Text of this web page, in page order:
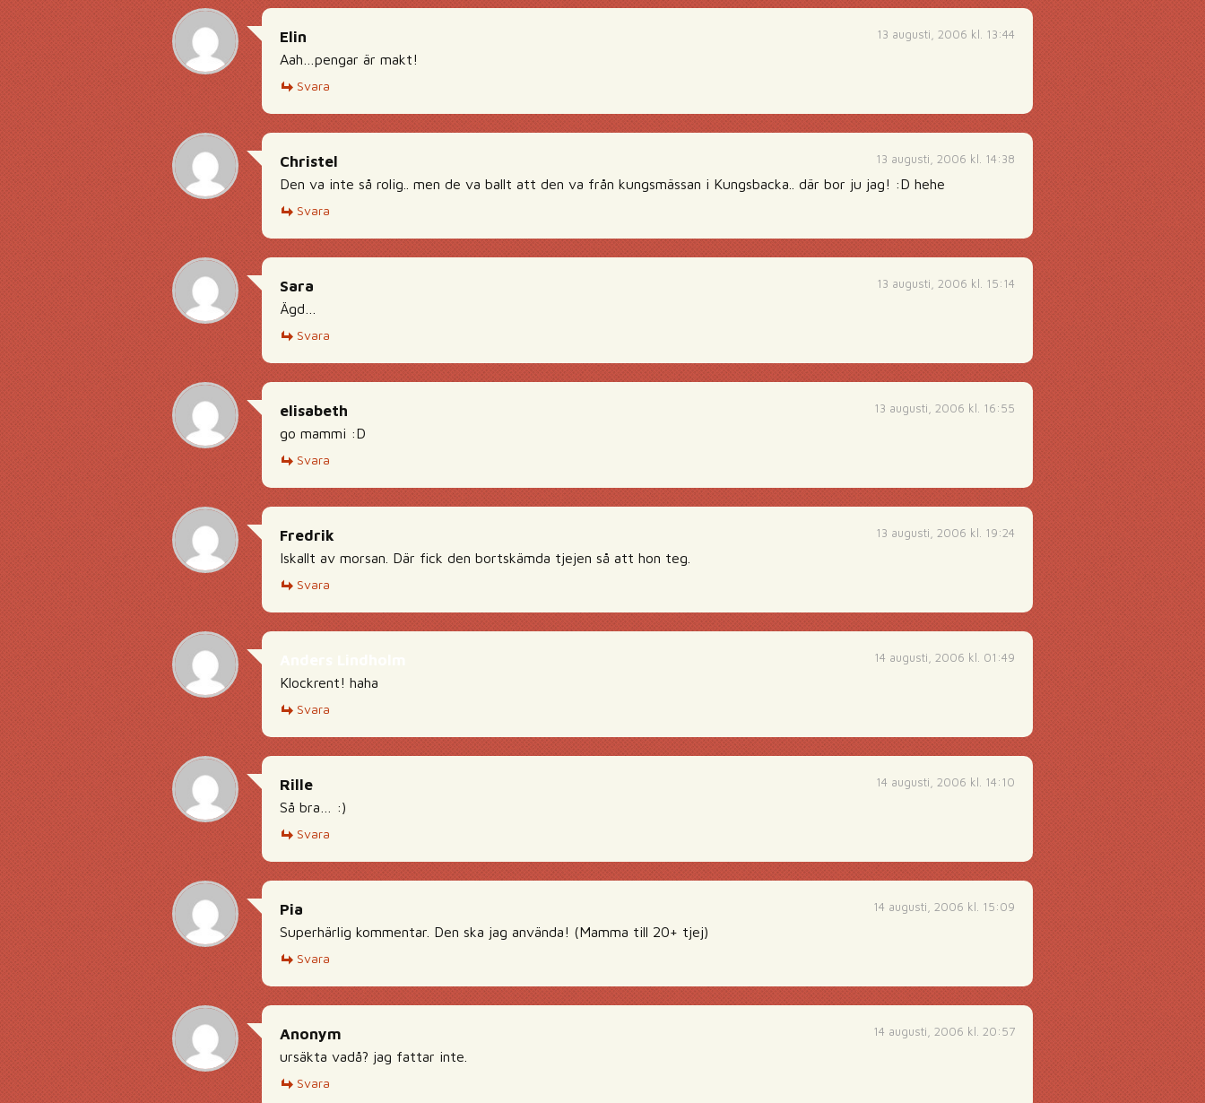
13 augusti, 2006 kl. 13:44
Elin
Aah…pengar är makt!
Svara
13 augusti, 2006 kl. 14:38
Christel
Den va inte så rolig.. men de va ballt att den va från kungsmässan i Kungsbacka.. där bor ju jag! :D hehe
Svara
13 augusti, 2006 kl. 15:14
Sara
Ägd…
Svara
13 augusti, 2006 kl. 16:55
elisabeth
go mammi :D
Svara
13 augusti, 2006 kl. 19:24
Fredrik
Iskallt av morsan. Där fick den bortskämda tjejen så att hon teg.
Svara
14 augusti, 2006 kl. 01:49
Klockrent! haha
Svara
14 augusti, 2006 kl. 14:10
Rille
Så bra… :)
Svara
14 augusti, 2006 kl. 15:09
Pia
Superhärlig kommentar. Den ska jag använda! (Mamma till 20+ tjej)
Svara
14 augusti, 2006 kl. 20:57
Anonym
ursäkta vadå? jag fattar inte.
Svara